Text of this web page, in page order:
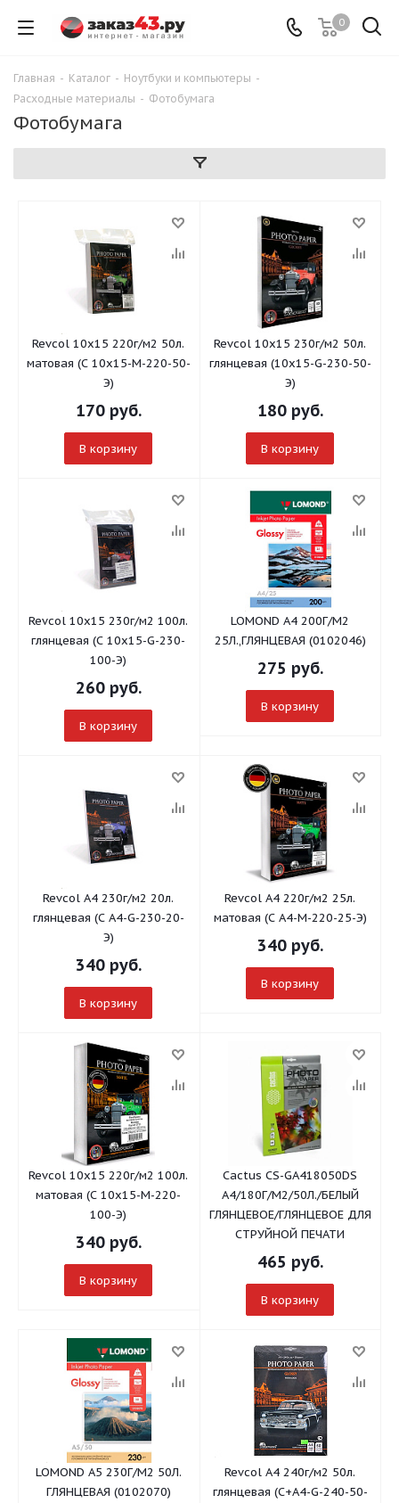
0
Главная - Каталог - Ноутбуки и компьютеры -
Расходные материалы - Фотобумага
Фотобумага
Revcol 10x15 220г/м2 50л.
матовая (С 10x15-M-220-50-
Э)
170руб.
В корзину
Revcol 10x15 230г/м2 50л.
глянцевая (10х15-G-230-50-
Э)
180руб.
В корзину
Revcol 10x15 230г/м2 100л.
глянцевая (С 10х15-G-230-
100-Э)
260руб.
В корзину
LOMOND A4 200Г/М2
25Л.,ГЛЯНЦЕВАЯ (0102046)
275 руб.
В корзину
Revcol A4 230г/м2 20л.
глянцевая (С A4-G-230-20-
Э)
340руб.
В корзину
Revcol А4 220г/м2 25л.
матовая (С A4-M-220-25-Э)
340руб.
В корзину
Revcol 10x15 220г/м2 100л.
матовая (С 10x15-M-220-
100-Э)
340руб.
В корзину
Cactus CS-GA418050DS
A4/180Г/М2/50Л./БЕЛЫЙ
ГЛЯНЦЕВОЕ/ГЛЯНЦЕВОЕ ДЛЯ
СТРУЙНОЙ ПЕЧАТИ
465 руб.
В корзину
LOMOND A5 230Г/М2 50Л.
ГЛЯНЦЕВАЯ (0102070)
Revcol A4 240г/м2 50л.
глянцевая (С+A4-G-240-50-